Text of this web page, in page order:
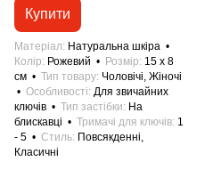
Купити
Матеріал
Натуральна шкіра
Колір
Рожевий Розмір 15 x 8
см
Тип товару Чоловічі, Жіночі
Особливості Для звичайних
ключів
Тип застібки
На
блискавці
Тримачі для ключів 1
- 5
Стиль Повсякденні,
Класичні